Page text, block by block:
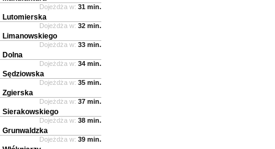
Dojeżdża w: 31 min.
Lutomierska
Dojeżdża w: 32 min.
Limanowskiego
Dojeżdża w: 33 min.
Dolna
Dojeżdża w: 34 min.
Sędziowska
Dojeżdża w: 35 min.
Zgierska
Dojeżdża w: 37 min.
Sierakowskiego
Dojeżdża w: 38 min.
Grunwaldzka
Dojeżdża w: 39 min.